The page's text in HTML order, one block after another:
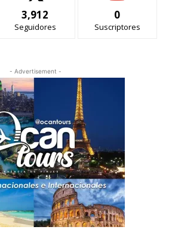
3,912
Seguidores
0
Suscriptores
- Advertisement -